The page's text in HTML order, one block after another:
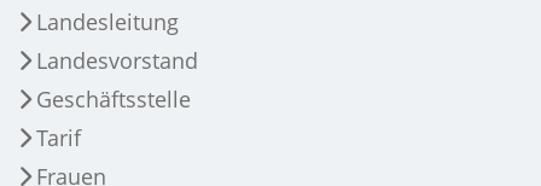
Landesleitung
Landesvorstand
Geschäftsstelle
Tarif
Frauen